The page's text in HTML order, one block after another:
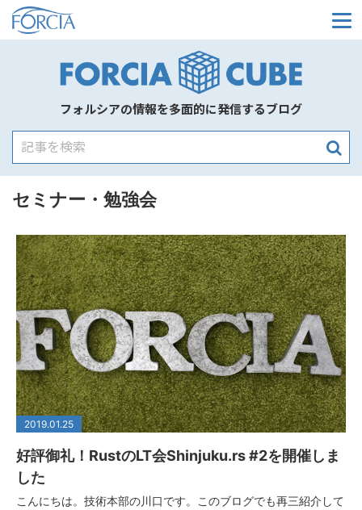
メ
フォルシアの情報を多面的に発信するブログ
セミナー・勉強会
2019.01.25
好評御礼！RustのLT会Shinjuku.rs #2を開催しま
した
こんにちは。技術本部の川口です。このブログでも再三紹介して